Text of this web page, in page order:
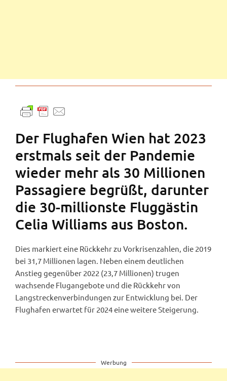
Der Flughafen Wien hat 2023
erstmals seit der Pandemie
wieder mehr als 30 Millionen
Passagiere begrüßt, darunter
die 30-millionste Fluggästin
Celia Williams aus Boston.
Dies markiert eine Rückkehr zu Vorkrisenzahlen, die 2019
bei 31,7 Millionen lagen. Neben einem deutlichen
Anstieg gegenüber 2022 (23,7 Millionen) trugen
wachsende Flugangebote und die Rückkehr von
Langstreckenverbindungen zur Entwicklung bei. Der
Flughafen erwartet für 2024 eine weitere Steigerung.
Werbung